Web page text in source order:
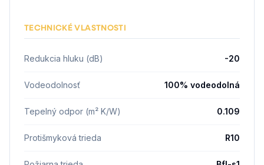
TECHNICKÉ VLASTNOSTI
Redukcia hluku (dB) -20
Vodeodolnosť 100% vodeodolná
Tepelný odpor (m² K/W) 0.109
Protišmyková trieda R10